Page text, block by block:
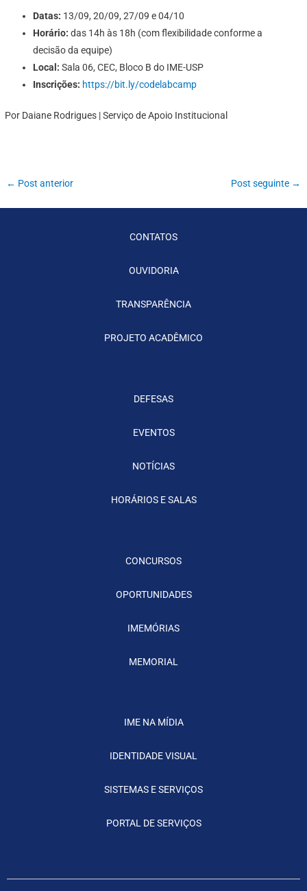
Datas: 13/09, 20/09, 27/09 e 04/10
Horário: das 14h às 18h (com flexibilidade conforme a
decisão da equipe)
Local: Sala 06, CEC, Bloco B do IME-USP
Inscrições: https://bit.ly/codelabcamp
Por Daiane Rodrigues | Serviço de Apoio Institucional
← Post anterior Post seguinte →
CONTATOS
OUVIDORIA
TRANSPARÊNCIA
PROJETO ACADÊMICO
DEFESAS
EVENTOS
NOTÍCIAS
HORÁRIOS E SALAS
CONCURSOS
OPORTUNIDADES
IMEMÓRIAS
MEMORIAL
IME NA MÍDIA
IDENTIDADE VISUAL
SISTEMAS E SERVIÇOS
PORTAL DE SERVIÇOS